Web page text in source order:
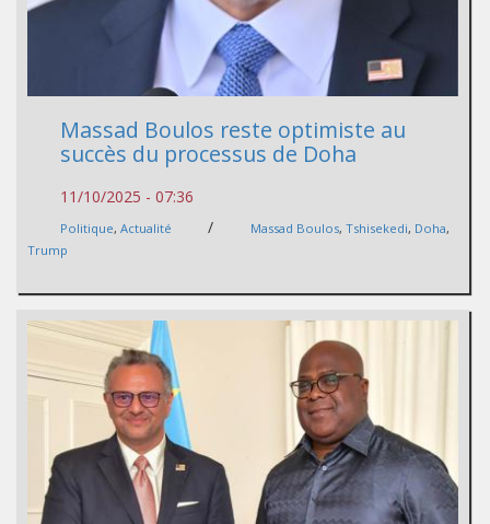
Massad Boulos reste optimiste au
succès du processus de Doha
11/10/2025 - 07:36
Politique, Actualité / Massad Boulos, Tshisekedi, Doha,
Trump